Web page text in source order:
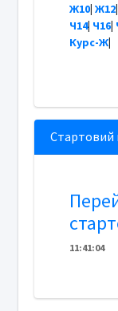
Ж10| Ж12|
Ч14| Ч16|
Курс-Ж|
Стартовий
11:41:04